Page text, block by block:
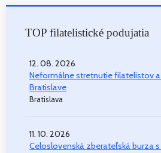
TOP filatelistické podujatia
12. 08. 2026
Neformálne stretnutie filatelistov
Bratislave
Bratislava
11. 10. 2026
Celoslovenská zberateľská burza